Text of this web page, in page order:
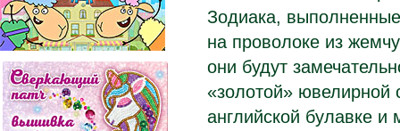
Зодиака,
на проволоке из
они будут
«золотой» ювелирной
английской булавке